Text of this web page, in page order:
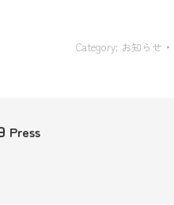
Category: お知らせ
Press